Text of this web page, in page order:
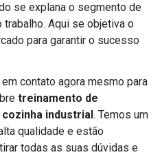
se explana o segmento de
Aqui se objetiva o
para garantir o sucesso
contato agora mesmo para
treinamento de
industrial . Temos um
qualidade e estão
todas as suas dúvidas e